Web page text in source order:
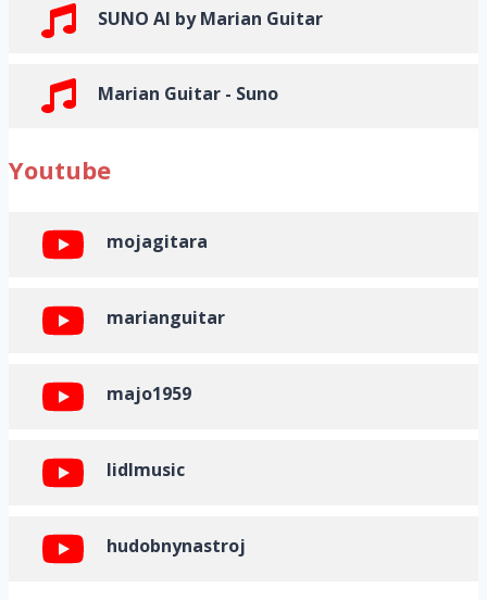
SUNO AI by Marian Guitar
Marian Guitar - Suno
Youtube
mojagitara
marianguitar
majo1959
lidlmusic
hudobnynastroj